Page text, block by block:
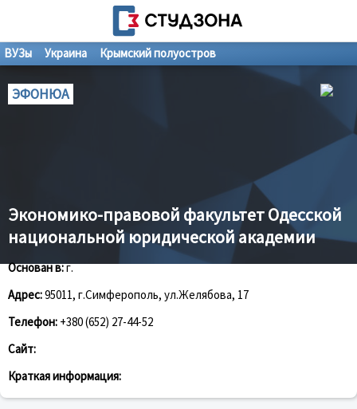
ВУЗы Украина Крымский полуостров
ЭФОНЮА
Экономико-правовой факультет Одесской
национальной юридической академии
Основан в:г.
Адрес:95011, г.Симферополь, ул.Желябова, 17
Телефон: +380 (652) 27-44-52
Сайт:
Краткая информация: